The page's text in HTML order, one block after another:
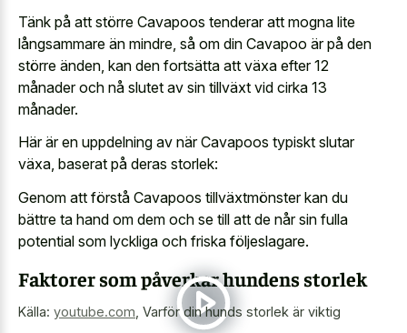
Tänk på att större Cavapoos tenderar att mogna lite
långsammare än mindre, så om din Cavapoo är på den
större änden, kan den fortsätta att växa efter 12
månader och nå slutet av sin tillväxt vid cirka 13
månader.
Här är en uppdelning av när Cavapoos typiskt slutar
växa, baserat på deras storlek:
Genom att förstå Cavapoos tillväxtmönster kan du
bättre ta hand om dem och se till att de når sin fulla
potential som lyckliga och friska följeslagare.
Faktorer som påverkar hundens storlek
Källa: youtube.com Varför din hunds storlek är viktig